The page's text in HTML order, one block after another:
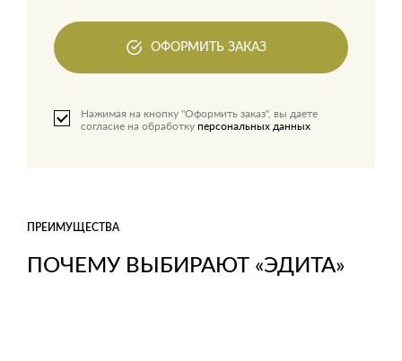
ОФОРМИТЬ ЗАКАЗ
Нажимая на кнопку "Оформить заказ", вы даете
согласие на обработку персональных данных
ПОЧЕМУ ВЫБИРАЮТ «ЭДИТА»
ПРЕИМУЩЕСТВА